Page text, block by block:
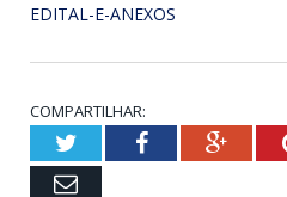
EDITAL-E-ANEXOS
COMPARTILHAR:
TwitterFacebook
Email